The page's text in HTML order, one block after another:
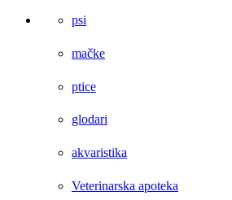
psi
mačke
ptice
glodari
akvaristika
Veterinarska apoteka